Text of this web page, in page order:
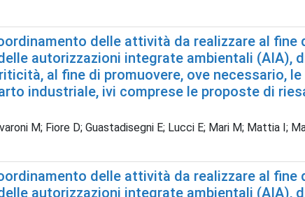
delle attività da realizzare al fine
autorizzazioni integrate ambientali (AIA),
al fine di promuovere, ove necessario,
industriale, ivi comprese le proposte di
M; Fiore D; Guastadisegni E; Lucci E; Mari M; Mattia I;
delle attività da realizzare al fine
autorizzazioni integrate ambientali (AIA),